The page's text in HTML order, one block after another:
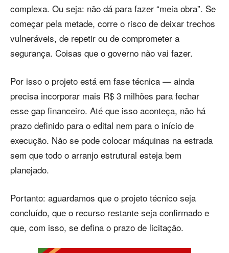
complexa. Ou seja: não dá para fazer “meia obra”. Se
começar pela metade, corre o risco de deixar trechos
vulneráveis, de repetir ou de comprometer a
segurança. Coisas que o governo não vai fazer.
Por isso o projeto está em fase técnica — ainda
precisa incorporar mais R$ 3 milhões para fechar
esse gap financeiro. Até que isso aconteça, não há
prazo definido para o edital nem para o início de
execução. Não se pode colocar máquinas na estrada
sem que todo o arranjo estrutural esteja bem
planejado.
Portanto: aguardamos que o projeto técnico seja
concluído, que o recurso restante seja confirmado e
que, com isso, se defina o prazo de licitação.